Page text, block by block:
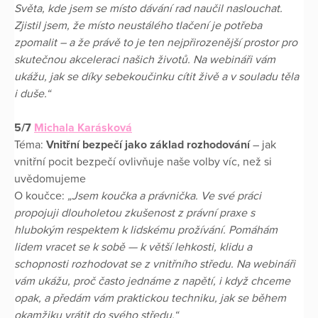
Světa, kde jsem se místo dávání rad naučil naslouchat.
Zjistil jsem, že místo neustálého tlačení je potřeba
zpomalit – a že právě to je ten nejpřirozenější prostor pro
skutečnou akceleraci našich životů. Na webináři vám
ukážu, jak se díky sebekoučinku cítit živě a v souladu těla
i duše.“
5/7 Michala Karásková
Téma: Vnitřní bezpečí jako základ rozhodování– jak
vnitřní pocit bezpečí ovlivňuje naše volby víc, než si
uvědomujeme
O koučce: „Jsem koučka a právnička. Ve své práci
propojuji dlouholetou zkušenost z právní praxe s
hlubokým respektem k lidskému prožívání. Pomáhám
lidem vracet se k sobě — k větší lehkosti, klidu a
schopnosti rozhodovat se z vnitřního středu. Na webináři
vám ukážu, proč často jednáme z napětí, i když chceme
opak, a předám vám praktickou techniku, jak se během